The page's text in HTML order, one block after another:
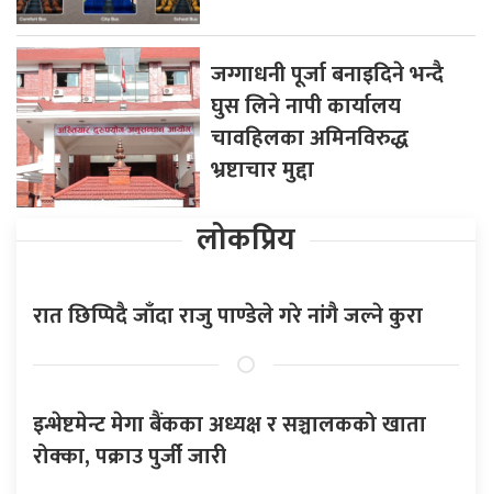
जग्गाधनी पूर्जा बनाइदिने भन्दै
घुस लिने नापी कार्यालय
चावहिलका अमिनविरुद्ध
भ्रष्टाचार मुद्दा
लोकप्रिय
रात छिप्पिदै जाँदा राजु पाण्डेले गरे नांगै जल्ने कुरा
इन्भेष्टमेन्ट मेगा बैंकका अध्यक्ष र सञ्चालकको खाता
रोक्का, पक्राउ पुर्जी जारी